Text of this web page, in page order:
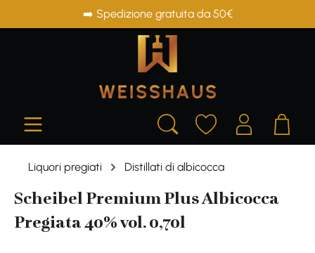
➡️ Spedizione gratuita da 50€
Liquori pregiati Distillati di albicocca
Scheibel Premium Plus Albicocca
Pregiata 40% vol. 0,70l